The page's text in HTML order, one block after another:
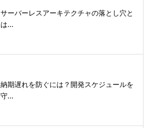
サーバーレスアーキテクチャの落とし穴と
は...
納期遅れを防ぐには？開発スケジュールを
守...